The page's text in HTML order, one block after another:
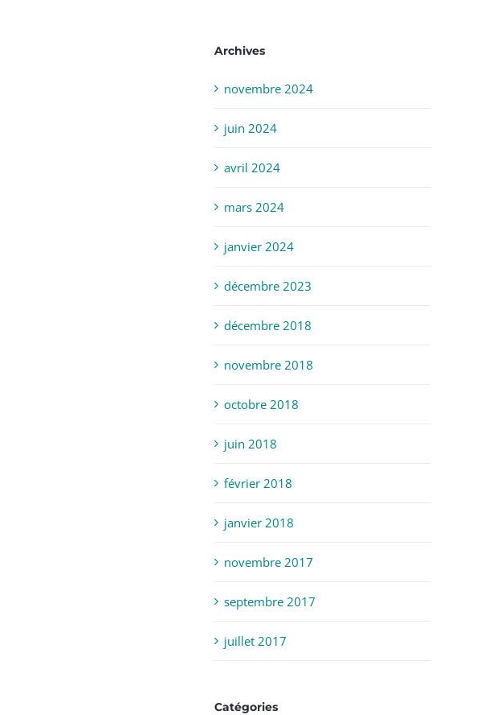
Archives
novembre 2024
juin 2024
avril 2024
mars 2024
janvier 2024
décembre 2023
décembre 2018
novembre 2018
octobre 2018
juin 2018
février 2018
janvier 2018
novembre 2017
septembre 2017
juillet 2017
Catégories